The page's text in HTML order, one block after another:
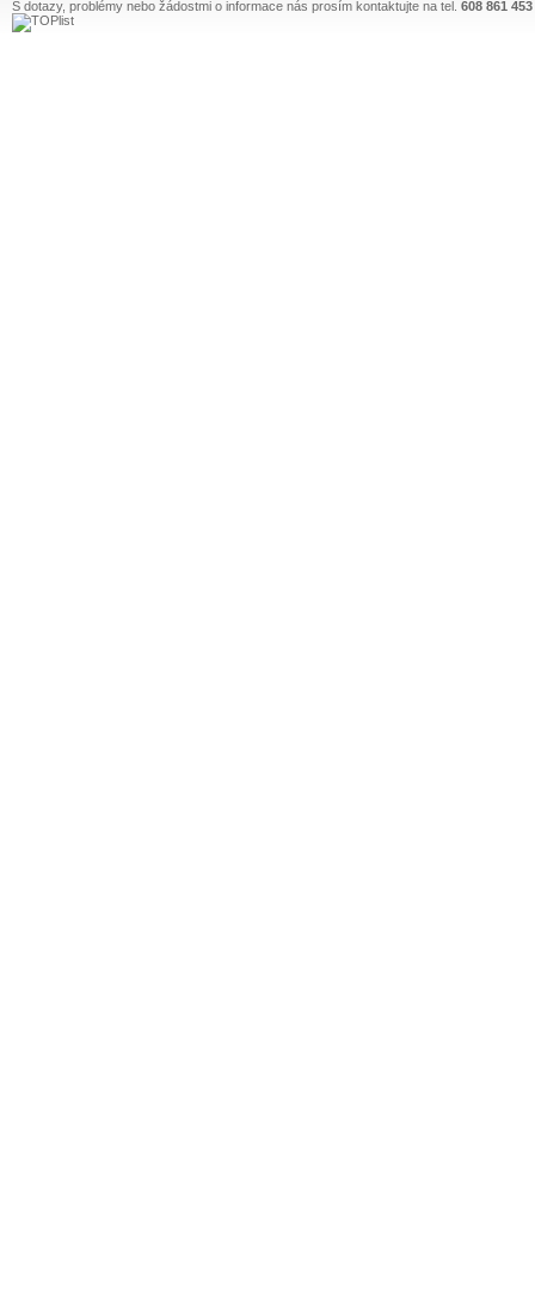
S dotazy, problémy nebo žádostmi o informace nás prosím kontaktujte na tel. 608 861 453